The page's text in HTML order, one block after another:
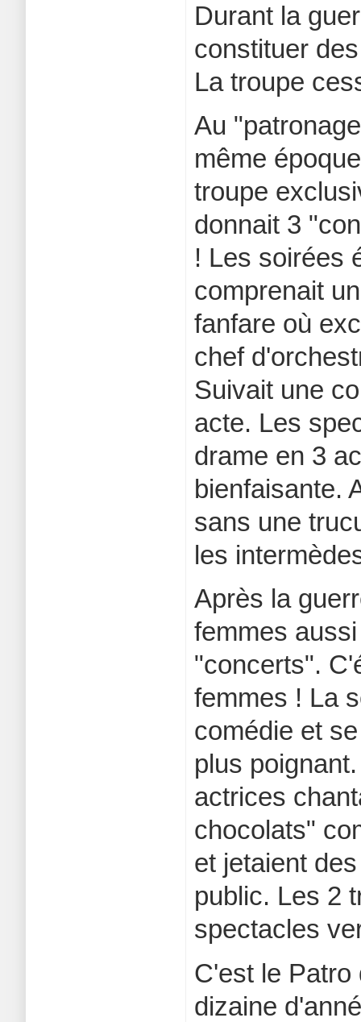
Durant la
constituer
La troupe
Au
même
troupe
donnait 3
! Les soirées
comprenait
fanfare où
chef
Suivait une
acte. Les
drame en 3
bienfaisante.
sans une
les
Après la
femmes
"concerts".
femmes ! La
comédie et
plus
actrices
chocolats"
et jetaient
public. Les 2
spectacles
C'est le Patro
dizaine